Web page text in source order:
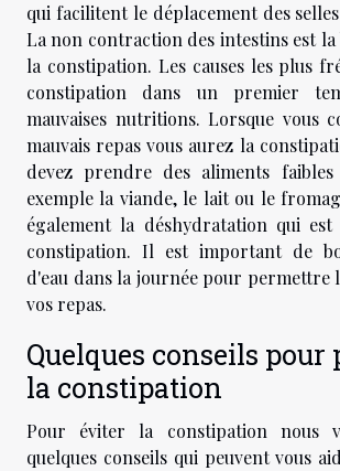
qui facilitent le déplacement des
La non contraction des intestins est la
la constipation. Les causes les plus
constipation dans un premier
mauvaises nutritions. Lorsque vous
mauvais repas vous aurez la
devez prendre des aliments
exemple la viande, le lait ou le
également la déshydratation qui est
constipation. Il est important de
d'eau dans la journée pour permettre
vos repas.
Quelques conseils
la constipation
Pour éviter la constipation nous
quelques conseils qui peuvent vous